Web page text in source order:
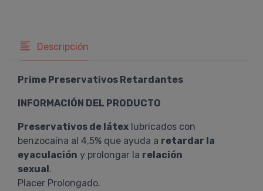
Descripción
Prime Preservativos Retardantes
INFORMACIÓN DEL PRODUCTO
Preservativos de látex lubricados con
benzocaína al 4,5% que ayuda a retardar la
eyaculación y prolongar la relación
sexual.
Placer Prolongado.